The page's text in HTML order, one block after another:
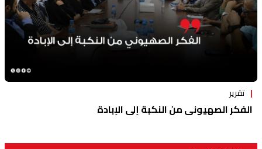
تقرير
الفكر الصهيوني من النكبة إلى الإبادة